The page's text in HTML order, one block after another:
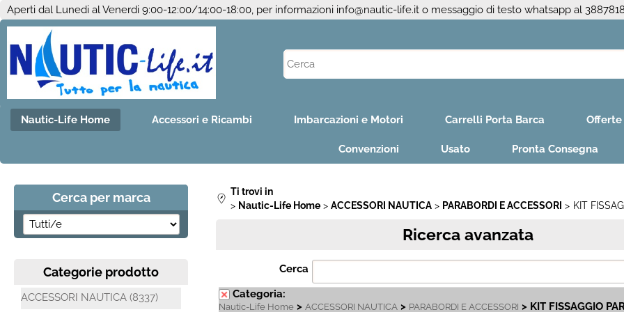
Aperti dal Lunedi al Venerdi 9:00-12:00/14:00-18:00, per informazioni info@nautic-life.it o messaggio di testo whatsapp al
Per
Nautic-Life Home Accessori e Ricambi Imbarcazioni e Motori Carrelli Porta Barca Offerte
Convenzioni Usato Pronta Consegna
Cerca per marca
Categorie prodotto
ACCESSORI NAUTICA (8337)
Ti trovi in
Nautic-Life Home
ACCESSORI NAUTICA PARABORDI E ACCESSORI KIT
Ricerca avanzata
Cerca
Categoria:
Nautic-Life Home > ACCESSORI NAUTICA > PARABORDI E ACCESSORI > KIT FISSAGGIO